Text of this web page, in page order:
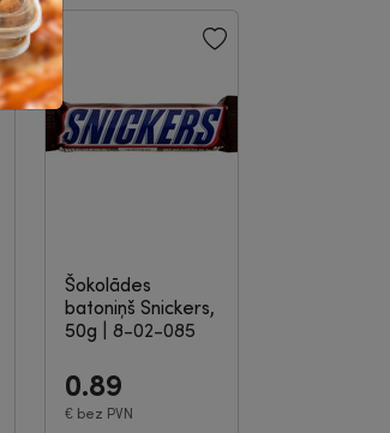
Šokolādes
batoniņš Snickers,
50g
8-02-085
0.89
€ bez PVN